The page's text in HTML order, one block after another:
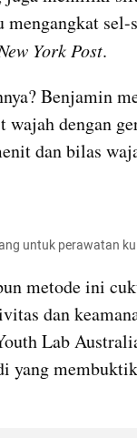
mengangkat
York Post.
Benjamin
dengan
dan bilas
untuk perawatan
metode ini
dan
Lab
yang